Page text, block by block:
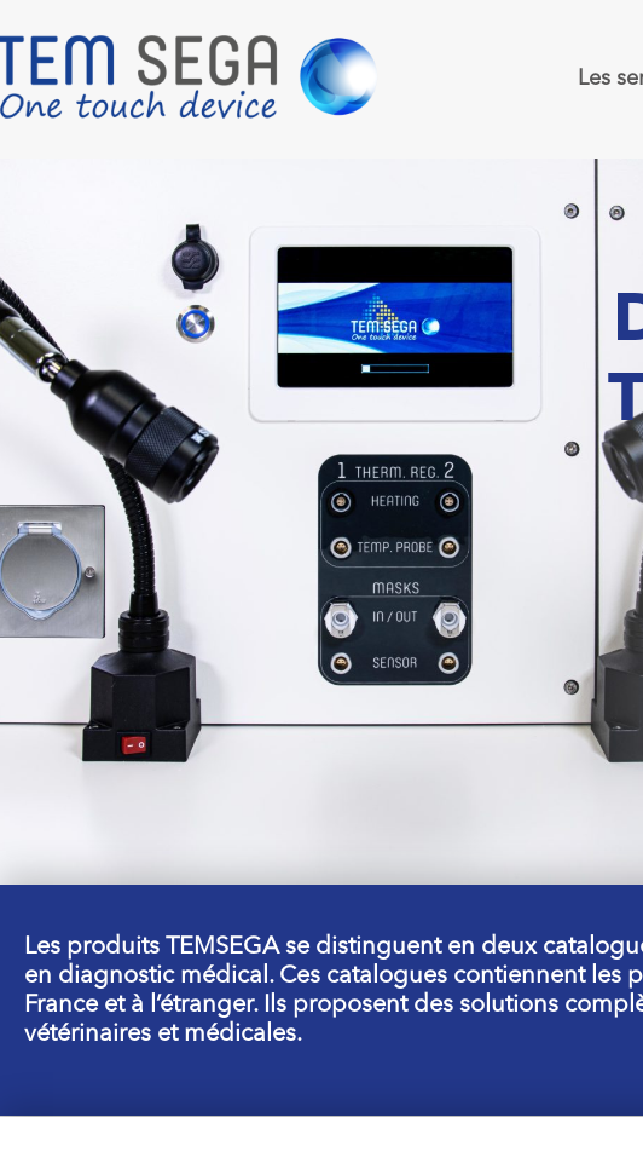
Les
Les produits TEMSEGA se distinguent en deux
en diagnostic médical. Ces catalogues contiennent les
France et à l’étranger. Ils proposent des solutions
vétérinaires et médicales.